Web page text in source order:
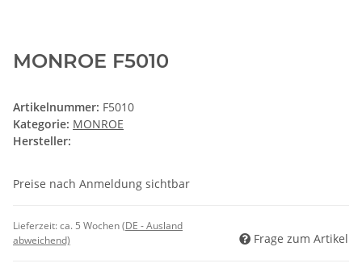
MONROE F5010
Artikelnummer: F5010
Kategorie: MONROE
Hersteller:
Preise nach Anmeldung sichtbar
Lieferzeit:ca. 5 Wochen(DE - Ausland
abweichend)
Frage zum Artikel